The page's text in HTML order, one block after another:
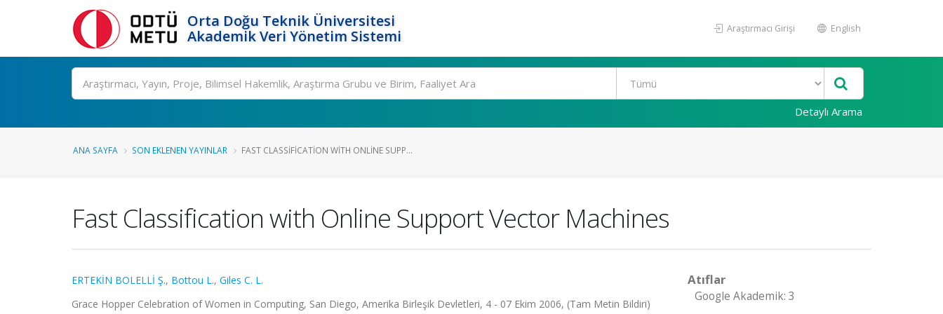
Orta Doğu Teknik Üniversitesi
Akademik Veri Yönetim Sistemi
Araştırmacı Girişi English
Ara
Detaylı Arama
ANA SAYFA SON EKLENEN YAYINLAR FAST CLASSIFICATION WITH ONLINE SUPP...
Fast Classification with Online Support Vector Machines
ERTEKİN BOLELLİ Ş., Bottou L., Giles C. L.
Grace Hopper Celebration of Women in Computing, San Diego, Amerika Birleşik Devletleri, 4 - 07 Ekim 2006, (Tam Metin Bildiri)
Atıflar
Google Akademik: 3